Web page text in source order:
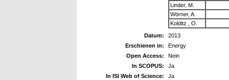
Linder, M.
Wörner, A.
Kolditz , O.
Datum:
2013
Erschienen in:
Energy
Open Access:
Nein
In SCOPUS:
Ja
In ISI Web of Science:
Ja